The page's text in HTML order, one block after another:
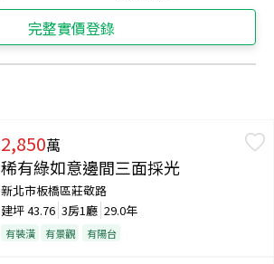
完整實價登錄
2,850萬
稀有綠如意邊間三面採光
新北市板橋區莊敬路
建坪43.76 3房1廳 29.0年
有裝潢 有景觀 有陽台